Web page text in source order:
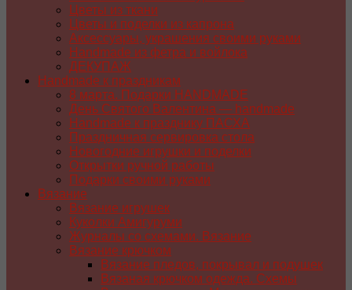
Цветы из ткани
Цветы и поделки из капрона
Аксессуары, украшения своими руками
Handmade из фетра и войлока
ДЕКУПАЖ
Handmade к праздникам
8 марта. Подарки HANDMADE
День Святого Валентина — handmade
Handmade к празднику ПАСХA
Праздничная сервировка стола
Новогодние игрушки и поделки
Открытки ручной работы
Подарки своими руками
Вязание
Вязание игрушек
Куколки Амигуруми
Журналы со схемами. Вязание
Вязание крючком
Вязание пледов, покрывал и подушек
Вязаная крючком одежда. Схемы